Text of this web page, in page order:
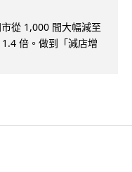
從 1,000 間大幅減至
倍。做到「減店增